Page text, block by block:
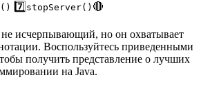
7️⃣ stopServer() 🔴
не исчерпывающий, но он охватывает
Воспользуйтесь приведенными
получить представление о лучших
на Java.